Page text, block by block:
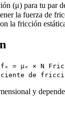
(μ) para tu par
la fuerza de
la fricción
fₑ = μₑ × N
de
y